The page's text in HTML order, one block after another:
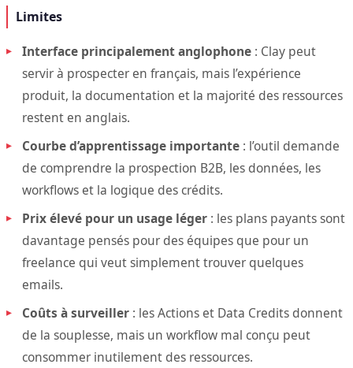
Limites
Interface principalement anglophone : Clay peut
servir à prospecter en français, mais l’expérience
produit, la documentation et la majorité des ressources
restent en anglais.
Courbe d’apprentissage importante : l’outil demande
de comprendre la prospection B2B, les données, les
workflows et la logique des crédits.
Prix élevé pour un usage léger : les plans payants sont
davantage pensés pour des équipes que pour un
freelance qui veut simplement trouver quelques
emails.
Coûts à surveiller : les Actions et Data Credits donnent
de la souplesse, mais un workflow mal conçu peut
consommer inutilement des ressources.